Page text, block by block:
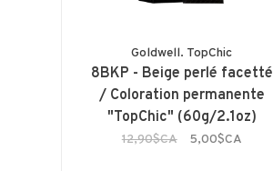
Goldwell. TopChic
8BKP - Beige perlé facetté
/ Coloration permanente
"TopChic" (60g/2.1oz)
12,90$CA 5,00$CA